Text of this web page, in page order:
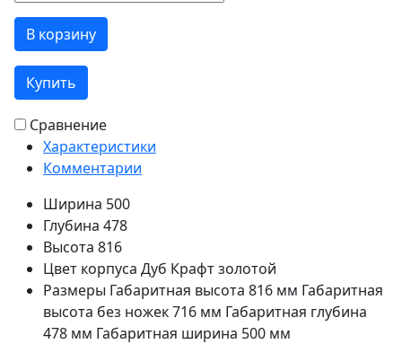
В корзину
Купить
Сравнение
Характеристики
Комментарии
Ширина 500
Глубина 478
Высота 816
Цвет корпуса Дуб Крафт золотой
Размеры Габаритная высота 816 мм Габаритная
высота без ножек 716 мм Габаритная глубина
478 мм Габаритная ширина 500 мм